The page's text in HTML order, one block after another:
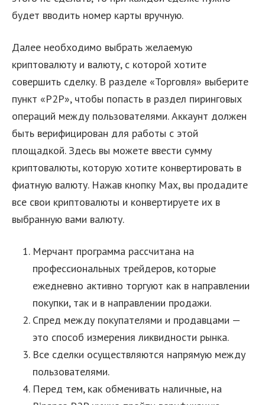
будет вводить номер карты вручную.
Далее необходимо выбрать желаемую
криптовалюту и валюту, с которой хотите
совершить сделку. В разделе «Торговля» выберите
пункт «P2P», чтобы попасть в раздел пиринговых
операций между пользователями. Аккаунт должен
быть верифицирован для работы с этой
площадкой. Здесь вы можете ввести сумму
криптовалюты, которую хотите конвертировать в
фиатную валюту. Нажав кнопку Max, вы продадите
все свои криптовалюты и конвертируете их в
выбранную вами валюту.
Мерчант программа рассчитана на
профессиональных трейдеров, которые
ежедневно активно торгуют как в направлении
покупки, так и в направлении продажи.
Спред между покупателями и продавцами —
это способ измерения ликвидности рынка.
Все сделки осуществляются напрямую между
пользователями.
Перед тем, как обменивать наличные, на